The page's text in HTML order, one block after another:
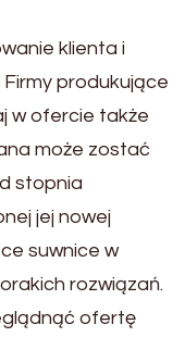
klienta i
produkujące
w ofercie także
może zostać
stopnia
jej nowej
suwnice w
rozwiązań.
ofertę